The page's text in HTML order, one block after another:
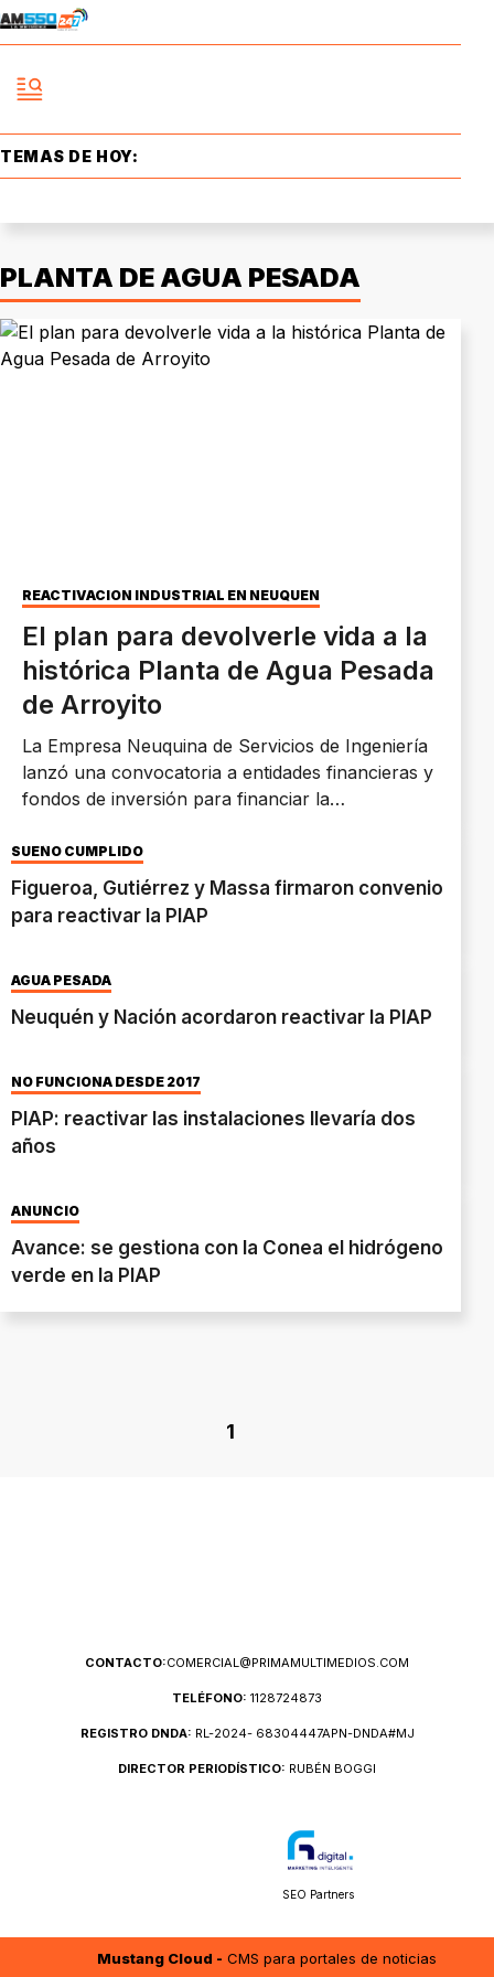
TEMAS DE HOY:
PLANTA DE AGUA PESADA
REACTIVACIÓN INDUSTRIAL EN NEUQUÉN
El plan para devolverle vida a la
histórica Planta de Agua Pesada
de Arroyito
La Empresa Neuquina de Servicios de Ingeniería
lanzó una convocatoria a entidades financieras y
fondos de inversión para financiar la
PIAP, clave para la industria nuclear argentina.
SUEÑO CUMPLIDO
Figueroa, Gutiérrez y Massa firmaron convenio
para reactivar la PIAP
AGUA PESADA
Neuquén y Nación acordaron reactivar la PIAP
NO FUNCIONA DESDE 2017
PIAP: reactivar las instalaciones llevaría dos
años
ANUNCIO
Avance: se gestiona con la Conea el hidrógeno
verde en la PIAP
1
CONTACTO:COMERCIAL@PRIMAMULTIMEDIOS.COM
TELÉFONO: 1128724873
REGISTRO DNDA: RL-2024- 68304447APN-DNDA#MJ
DIRECTOR PERIODÍSTICO: RUBÉN BOGGI
SEO Partners
Mustang Cloud - CMS para portales de noticias